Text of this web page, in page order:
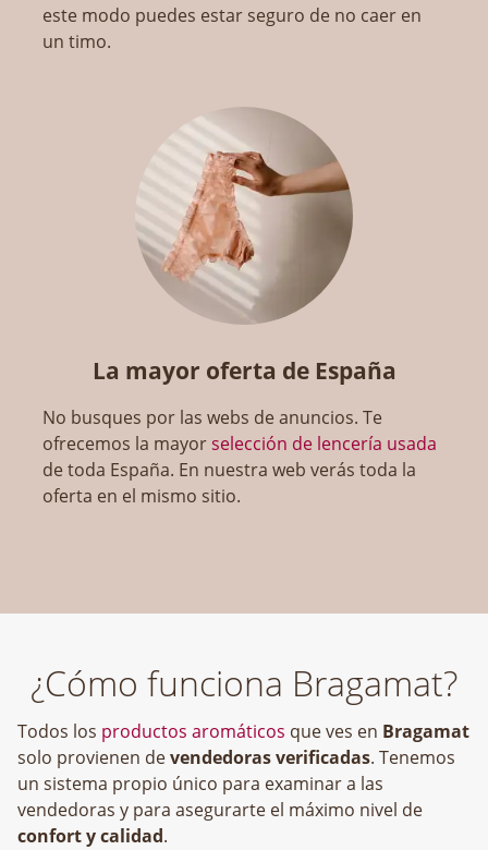
este modo puedes estar seguro de no caer en
un timo.
La mayor oferta de España
No busques por las webs de anuncios. Te
ofrecemos la mayorselección de lencería usada
de toda España. En nuestra web verás toda la
oferta en el mismo sitio.
¿Cómo funciona Bragamat?
Todos los productos aromáticos que ves en Bragamat
solo provienen devendedoras verificadas. Tenemos
un sistema propio único para examinar a las
vendedoras y para asegurarte el máximo nivel de
confort y calidad.